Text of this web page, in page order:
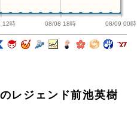
12時 08/08 18時 08/09 00時
レジェンド前池英樹